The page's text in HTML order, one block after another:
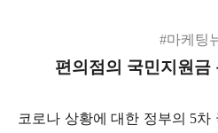
#마케팅
편의점의 국민지원금
코로나 상황에 대한 정부의 5차